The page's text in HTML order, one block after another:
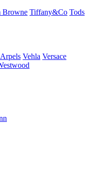
Browne Tiffany&Co Tods
Vehla Versace